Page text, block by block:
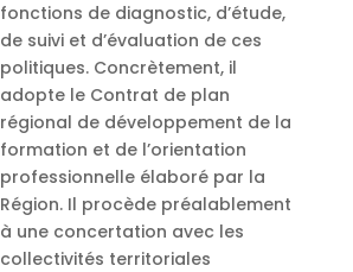
fonctions de diagnostic, d’étude,
de suivi et d’évaluation de ces
politiques. Concrètement, il
adopte le Contrat de plan
régional de développement de la
formation et de l’orientation
professionnelle élaboré par la
Région. Il procède préalablement
à une concertation avec les
collectivités territoriales